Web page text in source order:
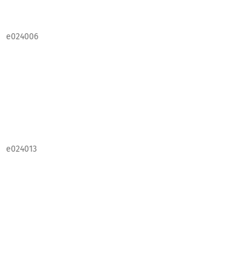
e024006
e024013